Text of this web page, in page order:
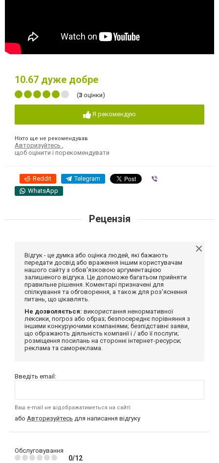
10.67 дуже добре
(3 оцінки)
Я рекомендую
Ніхто ще не рекомендував
Авторизуйтесь ,
щоб оцінити і порекомендувати
Reddit Telegram
WhatsApp
Рецензія
Відгук - це думка або оцінка людей, які бажають
передати досвід або враження іншим користувачам
нашого сайту з обов'язковою аргументацією
залишеного відгука. Це допоможе багатьом прийняти
правильне рішення. Коментарі призначені для
спілкування та обговорення, а також для роз'яснення
питань, що цікавлять.
Не дозволяється: використання ненормативної
лексики, погроз або образ; безпосереднє порівняння з
іншими конкуруючими компаніями; безпідставні заяви,
що ображають діяльність компанії і / або її послуги;
розміщення посилань на сторонні інтернет-ресурси;
реклама та самореклама.
Введіть email:
Ваш e-mail не відображатиметься на сайті
або Авторизуйтесь для написання відгуку
Обслуговування
0/12